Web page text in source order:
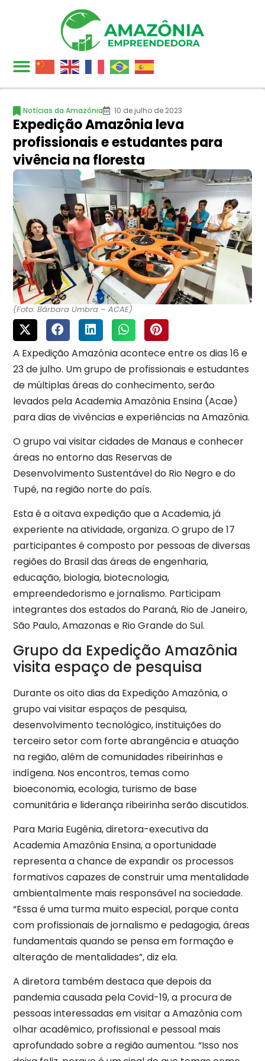
Notícias da Amazônia 10 de julho de 2023
Expedição Amazônia leva
profissionais e estudantes para
vivência na floresta
(Foto: Bárbara Umbra – ACAE)
A Expedição Amazônia acontece entre os dias 16 e
23 de julho. Um grupo de profissionais e estudantes
de múltiplas áreas do conhecimento, serão
levados pela Academia Amazônia Ensina (Acae)
para dias de vivências e experiências na Amazônia.
O grupo vai visitar cidades de Manaus e conhecer
áreas no entorno das Reservas de
Desenvolvimento Sustentável do Rio Negro e do
Tupé, na região norte do país.
Esta é a oitava expedição que a Academia, já
experiente na atividade, organiza. O grupo de 17
participantes é composto por pessoas de diversas
regiões do Brasil das áreas de engenharia,
educação, biologia, biotecnologia,
empreendedorismo e jornalismo. Participam
integrantes dos estados do Paraná, Rio de Janeiro,
São Paulo, Amazonas e Rio Grande do Sul.
Grupo da Expedição Amazônia
visita espaço de pesquisa
Durante os oito dias da Expedição Amazônia, o
grupo vai visitar espaços de pesquisa,
desenvolvimento tecnológico, instituições do
terceiro setor com forte abrangência e atuação
na região, além de comunidades ribeirinhas e
indígena. Nos encontros, temas como
bioeconomia, ecologia, turismo de base
comunitária e liderança ribeirinha serão discutidos.
Para Maria Eugênia, diretora-executiva da
Academia Amazônia Ensina, a oportunidade
representa a chance de expandir os processos
formativos capazes de construir uma mentalidade
ambientalmente mais responsável na sociedade.
“Essa é uma turma muito especial, porque conta
com profissionais de jornalismo e pedagogia, áreas
fundamentais quando se pensa em formação e
alteração de mentalidades”, diz ela.
A diretora também destaca que depois da
pandemia causada pela Covid-19, a procura de
pessoas interessadas em visitar a Amazônia com
olhar acadêmico, profissional e pessoal mais
aprofundado sobre a região aumentou. “Isso nos